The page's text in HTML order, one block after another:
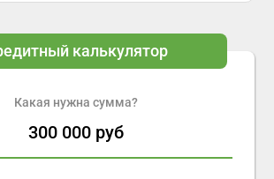
калькулятор
Какая нужна сумма?
300 000 руб